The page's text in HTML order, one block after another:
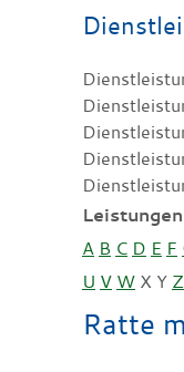
Leistungen
A B C D E F
U V W X Y Z
Ratte